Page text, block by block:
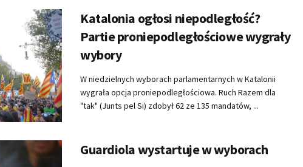
Katalonia ogłosi niepodległość?
Partie proniepodległościowe wygrały
wybory
W niedzielnych wyborach parlamentarnych w Katalonii
wygrała opcja proniepodległościowa. Ruch Razem dla
"tak" (Junts pel Si) zdobył 62 ze 135 mandatów, ...
Guardiola wystartuje w wyborach